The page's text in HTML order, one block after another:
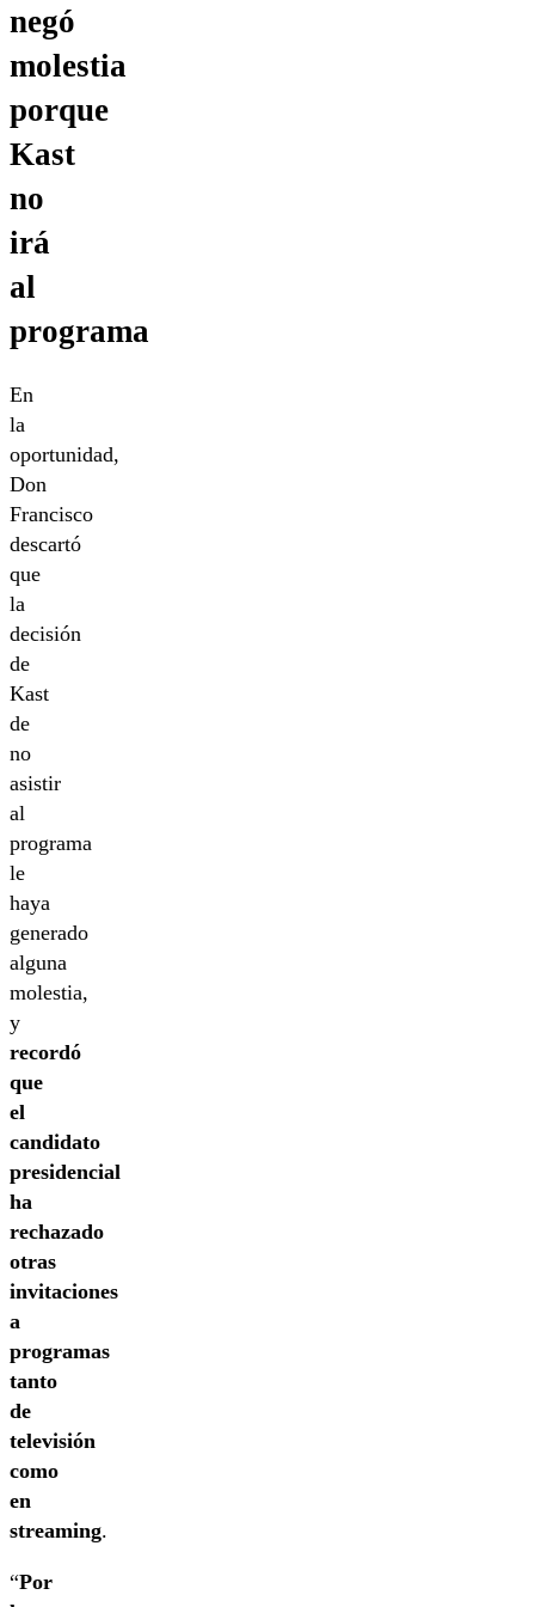
negó
molestia
porque
Kast
no
irá
al
programa
En
la
oportunidad,
Don
Francisco
descartó
que
la
decisión
de
Kast
de
no
asistir
al
programa
le
haya
generado
alguna
molestia,
y
recordó
que
el
candidato
presidencial
ha
rechazado
otras
invitaciones
a
programas
tanto
de
televisión
como
en
streaming.
“Por